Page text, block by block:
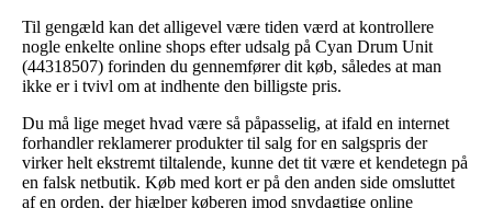
Til gengæld kan det alligevel være tiden værd at kontrollere
nogle enkelte online shops efter udsalg på Cyan Drum Unit
(44318507) forinden du gennemfører dit køb, således at man
ikke er i tvivl om at indhente den billigste pris.
Du må lige meget hvad være så påpasselig, at ifald en internet
forhandler reklamerer produkter til salg for en salgspris der
virker helt ekstremt tiltalende, kunne det tit være et kendetegn på
en falsk netbutik. Køb med kort er på den anden side omsluttet
af en orden, der hjælper køberen imod snydagtige online